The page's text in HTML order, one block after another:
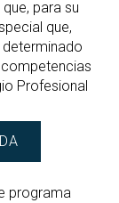
para su
que,
Profesional
programa